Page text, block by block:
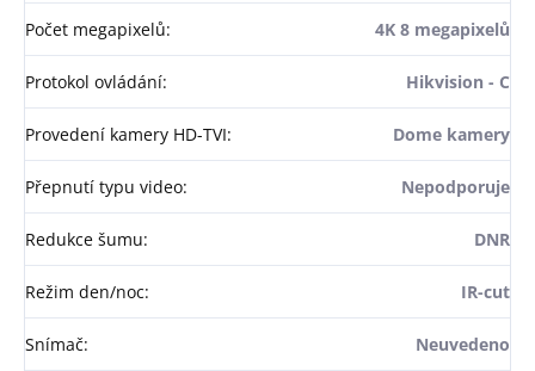
Počet megapixelů: 4K 8 megapixelů
Protokol ovládání: Hikvision - C
Provedení kamery HD-TVI: Dome kamery
Přepnutí typu video: Nepodporuje
Redukce šumu: DNR
Režim den/noc: IR-cut
Snímač: Neuvedeno